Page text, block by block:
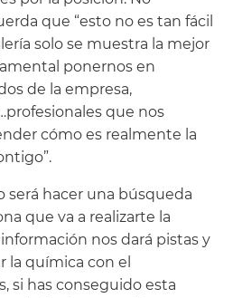
que “esto no es tan fácil
solo se muestra la mejor
ponernos en
de la empresa,
que nos
cómo es realmente la
hacer una búsqueda
que va a realizarte la
nos dará pistas y
la química con el
si has conseguido esta